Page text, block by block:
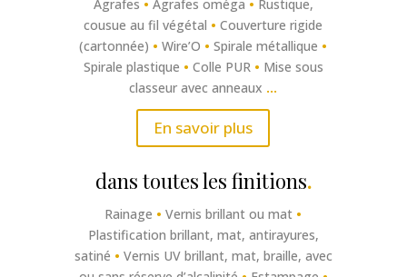
Agrafes • Agrafes oméga • Rustique,
cousue au fil végétal • Couverture rigide
(cartonnée) • Wire’O • Spirale métallique •
Spirale plastique • Colle PUR • Mise sous
classeur avec anneaux …
En savoir plus
dans toutes les finitions.
Rainage • Vernis brillant ou mat •
Plastification brillant, mat, antirayures,
satiné • Vernis UV brillant, mat, braille, avec